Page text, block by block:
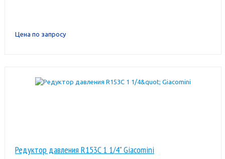
Цена по запросу
Редуктор давления R153C 1 1/4" Giacomini